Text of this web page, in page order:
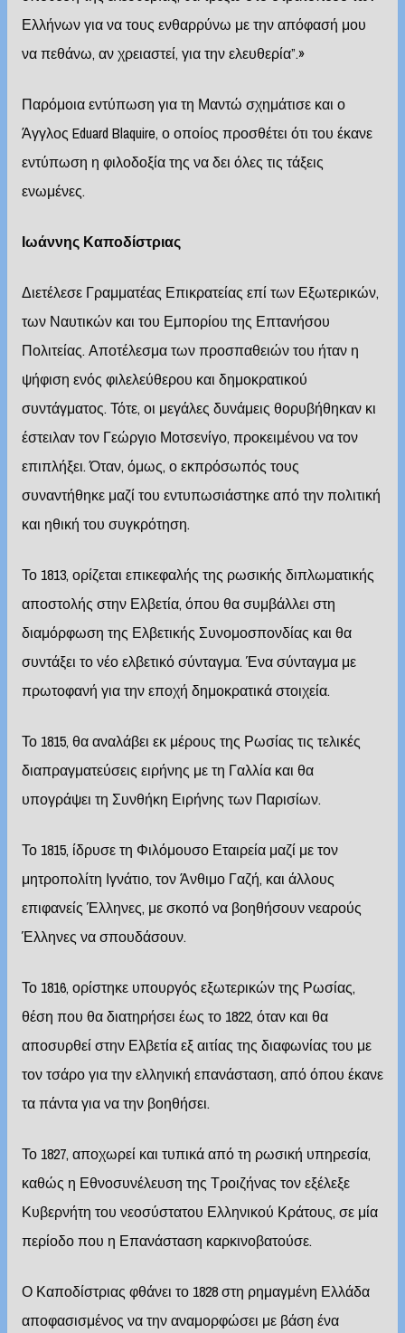
Ελλήνων για να τους ενθαρρύνω με την απόφασή μου
να πεθάνω, αν χρειαστεί, για την ελευθερία”.»
Παρόμοια εντύπωση για τη Μαντώ σχημάτισε και ο
Άγγλος Eduard Blaquire, ο οποίος προσθέτει ότι του έκανε
εντύπωση η φιλοδοξία της να δει όλες τις τάξεις
ενωμένες.
Ιωάννης Καποδίστριας
Διετέλεσε Γραμματέας Επικρατείας επί των Εξωτερικών,
των Ναυτικών και του Εμπορίου της Επτανήσου
Πολιτείας. Αποτέλεσμα των προσπαθειών του ήταν η
ψήφιση ενός φιλελεύθερου και δημοκρατικού
συντάγματος. Τότε, οι μεγάλες δυνάμεις θορυβήθηκαν κι
έστειλαν τον Γεώργιο Μοτσενίγο, προκειμένου να τον
επιπλήξει. Όταν, όμως, ο εκπρόσωπός τους
συναντήθηκε μαζί του εντυπωσιάστηκε από την πολιτική
και ηθική του συγκρότηση.
Το 1813, ορίζεται επικεφαλής της ρωσικής διπλωματικής
αποστολής στην Ελβετία, όπου θα συμβάλλει στη
διαμόρφωση της Ελβετικής Συνομοσπονδίας και θα
συντάξει το νέο ελβετικό σύνταγμα. Ένα σύνταγμα με
πρωτοφανή για την εποχή δημοκρατικά στοιχεία.
Το 1815, θα αναλάβει εκ μέρους της Ρωσίας τις τελικές
διαπραγματεύσεις ειρήνης με τη Γαλλία και θα
υπογράψει τη Συνθήκη Ειρήνης των Παρισίων.
Το 1815, ίδρυσε τη Φιλόμουσο Εταιρεία μαζί με τον
μητροπολίτη Ιγνάτιο, τον Άνθιμο Γαζή, και άλλους
επιφανείς Έλληνες, με σκοπό να βοηθήσουν νεαρούς
Έλληνες να σπουδάσουν.
Το 1816, ορίστηκε υπουργός εξωτερικών της Ρωσίας,
θέση που θα διατηρήσει έως το 1822, όταν και θα
αποσυρθεί στην Ελβετία εξ αιτίας της διαφωνίας του με
τον τσάρο για την ελληνική επανάσταση, από όπου έκανε
τα πάντα για να την βοηθήσει.
Το 1827, αποχωρεί και τυπικά από τη ρωσική υπηρεσία,
καθώς η Εθνοσυνέλευση της Τροιζήνας τον εξέλεξε
Κυβερνήτη του νεοσύστατου Ελληνικού Κράτους, σε μία
περίοδο που η Επανάσταση καρκινοβατούσε.
Ο Καποδίστριας φθάνει το 1828 στη ρημαγμένη Ελλάδα
αποφασισμένος να την αναμορφώσει με βάση ένα